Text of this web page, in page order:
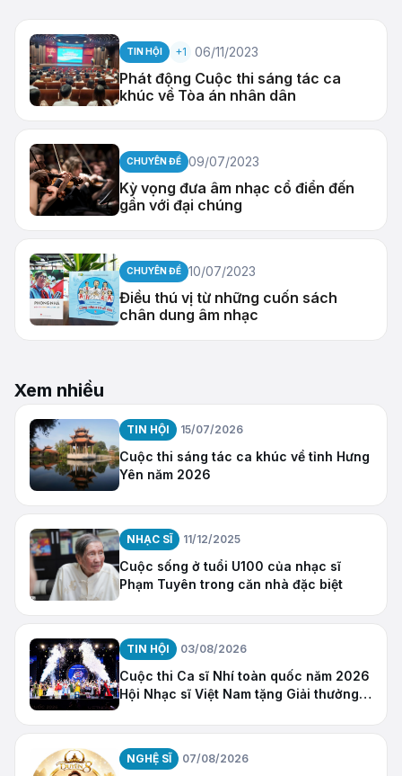
TIN HỘI +1 06/11/2023
Phát động Cuộc thi sáng tác ca
khúc về Tòa án nhân dân
CHUYÊN ĐỀ 09/07/2023
Kỳ vọng đưa âm nhạc cổ điển đến
gần với đại chúng
CHUYÊN ĐỀ 10/07/2023
Điều thú vị từ những cuốn sách
chân dung âm nhạc
Xem nhiều
TIN HỘI 15/07/2026
Cuộc thi sáng tác ca khúc về tỉnh Hưng
Yên năm 2026
NHẠC SĨ 11/12/2025
Cuộc sống ở tuổi U100 của nhạc sĩ
Phạm Tuyên trong căn nhà đặc biệt
TIN HỘI 03/08/2026
Cuộc thi Ca sĩ Nhí toàn quốc năm 2026
Hội Nhạc sĩ Việt Nam tặng Giải thưởng
NGHỆ SĨ 07/08/2026